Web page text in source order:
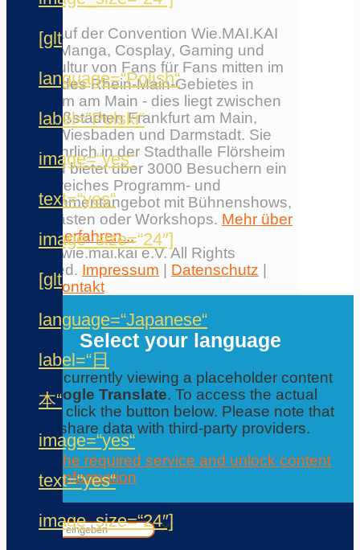
[glt
language=“Polish“
label=“Polski“
image=“yes“
text=“yes“
image_size=“24″]
[glt
language=“Japanese“
label=“日
本“
image=“yes“
text=“yes“
image_size=“24″]
Erlebe auf der Convention Wie.MAI.KAI
Anime, Manga, Cosplay, Gaming und
Japankultur von Fans für Fans mitten im
Herzen des Rhein-Main-Gebietes in
Flörsheim am Main - dies liegt zwischen
den Großstädten Frankfurt am Main,
Mainz, Wiesbaden und Darmstadt. Sie
findet jährlich in der Stadthalle Flörsheim
statt und bietet über 3000 Besuchern ein
umfangreiches Programm- und
Entertainmentangebot mit Bühnenshows,
Ehrengästen oder Workshops. Mehr über
die Con erfahren...
© 2026 wie.mai.kai e.V. All Rights
Reserved. Impressum Datenschutz
|Kontakt
Select your language
You are currently viewing a placeholder content
fromGoogle Translate. To access the actual
content, click the button below. Please note that
this will share data with third-party providers.
Accept the required service and unlock content
Further information
Contact
✕